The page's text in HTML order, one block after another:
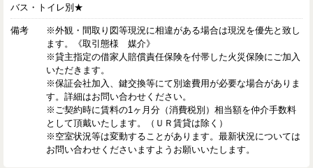
バス・トイレ別★
備考
※外観・間取り図等現況に相違がある場合は現況を優先と致し
ます。《取引態様 媒介》
※貸主指定の借家人賠償責任保険を付帯した火災保険にご加入
いただきます。
※保証会社加入、鍵交換等にて別途費用が必要な場合がありま
す。詳細はお問い合わせください。
※ご契約時に賃料の1ヶ月分（消費税別）相当額を仲介手数料
として頂戴いたします。（ＵＲ賃貸は除く）
※空室状況等は変動することがあります。最新状況については
お問い合わせくださいますようお願いいたします。